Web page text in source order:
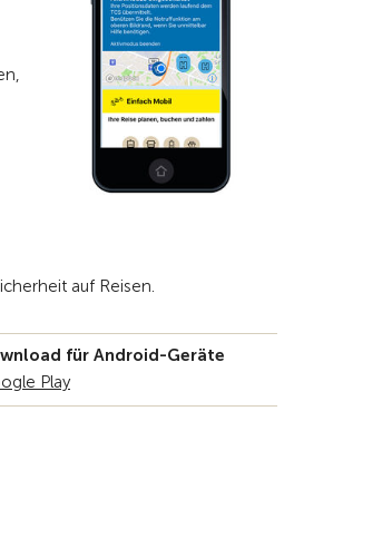
auf Reisen.
für Android-Geräte
Play